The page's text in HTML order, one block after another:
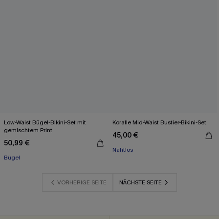
Low-Waist Bügel-Bikini-Set mit
gemischtem Print
50,99 €
Bügel
Koralle Mid-Waist Bustier-Bikini-Set
45,00 €
Nahtlos
VORHERIGE SEITE NÄCHSTE SEITE